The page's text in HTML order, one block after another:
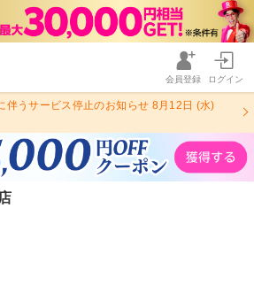
会員登録 ログイン
伴うサービス停止のお知らせ 8月12日 (水)